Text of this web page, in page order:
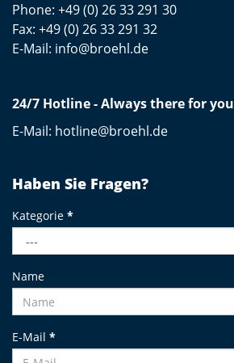
Phone: +49 (0) 26 33 291 30
Fax: +49 (0) 26 33 291 32
E-Mail: info@broehl.de
24/7 Hotline - Always there for you
E-Mail: hotline@broehl.de
Haben Sie Fragen?
Kategorie *
Name
E-Mail *